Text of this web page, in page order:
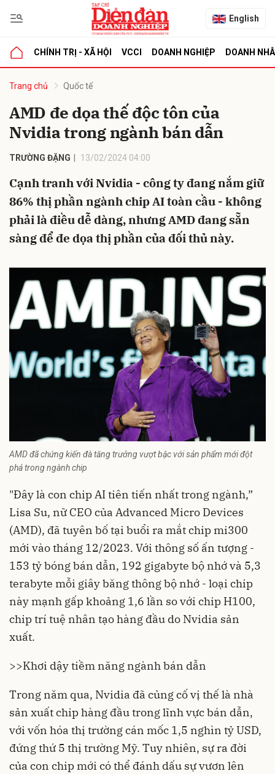
English
CHÍNH TRỊ - XÃ HỘI VCCI DOANH NGHIỆP DOANH
Trang chủ Quốc tế
AMD đe dọa thế độc tôn của
Nvidia trong ngành bán dẫn
TRƯỜNG ĐẶNG 13/02/2024 04:00
Cạnh tranh với Nvidia - công ty đang nắm giữ
86% thị phần ngành chip AI toàn cầu - không
phải là điều dễ dàng, nhưng AMD đang sẵn
sàng để đe dọa thị phần của đối thủ này.
AMD đã chứng kiến đà tăng trưởng vượt bậc với sản phẩm mới đột
phá trong ngành chip
"Đây là con chip AI tiên tiến nhất trong ngành,”
Lisa Su, nữ CEO của Advanced Micro Devices
(AMD), đã tuyên bố tại buổi ra mắt chip mi300
mới vào tháng 12/2023. Với thông số ấn tượng -
153 tỷ bóng bán dẫn, 192 gigabyte bộ nhớ và 5,3
terabyte mỗi giây băng thông bộ nhớ - loại chip
này mạnh gấp khoảng 1,6 lần so với chip H100,
chip trí tuệ nhân tạo hàng đầu do Nvidia sản
xuất.
>>Khơi dậy tiềm năng ngành bán dẫn
Trong năm qua, Nvidia đã củng cố vị thế là nhà
sản xuất chip hàng đầu tronglĩnh vực bán dẫn,
với vốn hóa thị trường cán mốc 1,5 nghìn tỷ USD,
đứng thứ 5 thị trường Mỹ. Tuy nhiên, sự ra đời
của con chip mới có thể đánh dấu sự vươn lên
luận
Hủy